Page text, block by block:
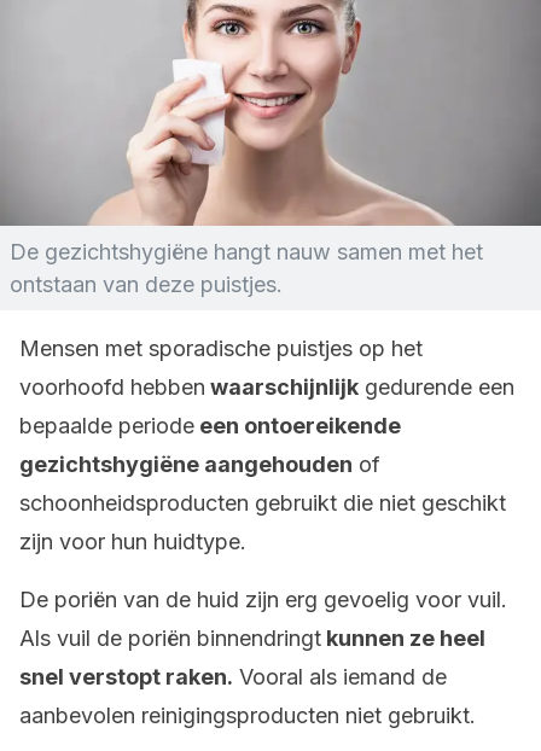
De gezichtshygiëne hangt nauw samen met het
ontstaan van deze puistjes.
Mensen met sporadische puistjes op het
voorhoofd hebben waarschijnlijk gedurende een
bepaalde periode een ontoereikende
gezichtshygiëne aangehouden of
schoonheidsproducten gebruikt die niet geschikt
zijn voor hun huidtype.
De poriën van de huid zijn erg gevoelig voor vuil.
Als vuil de poriën binnendringt kunnen ze heel
snel verstopt raken. Vooral als iemand de
aanbevolen reinigingsproducten niet gebruikt.